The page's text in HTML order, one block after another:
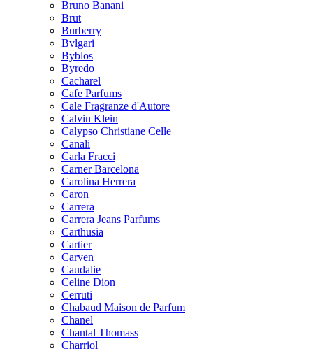
Bruno Banani
Brut
Burberry
Bvlgari
Byblos
Byredo
Cacharel
Cafe Parfums
Cale Fragranze d'Autore
Calvin Klein
Calypso Christiane Celle
Canali
Carla Fracci
Carner Barcelona
Carolina Herrera
Caron
Carrera
Carrera Jeans Parfums
Carthusia
Cartier
Carven
Caudalie
Celine Dion
Cerruti
Chabaud Maison de Parfum
Chanel
Chantal Thomass
Charriol